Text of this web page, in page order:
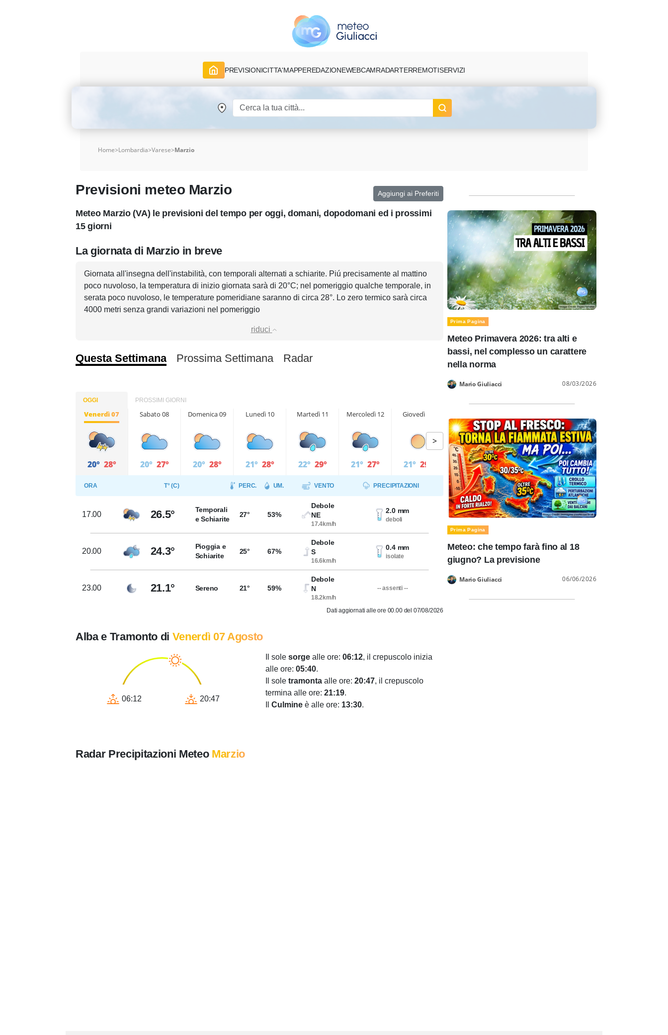
PREVISIONICITTA'MAPPEREDAZIONEWEBCAMRADARTERREMOTISERVIZI
Home>Lombardia>Varese>Marzio
Previsioni meteo Marzio Aggiungi ai Preferiti
Meteo Marzio (VA) le previsioni del tempo per oggi, domani, dopodomani ed i prossimi
15 giorni
La giornata di Marzio in breve
Giornata all'insegna dell'instabilità, con temporali alternati a schiarite. Piú precisamente al mattino
poco nuvoloso, la temperatura di inizio giornata sarà di 20°C; nel pomeriggio qualche temporale, in
serata poco nuvoloso, le temperature pomeridiane saranno di circa 28°. Lo zero termico sarà circa
4000 metri senza grandi variazioni nel pomeriggio
riduci
Questa Settimana Prossima Settimana Radar
OGGI PROSSIMI GIORNI
Venerdì 07
20° 28°
Sabato 08
20° 27°
Domenica 09
20° 28°
Lunedì 10
21° 28°
Martedì 11
22° 29°
Mercoledì 12
21° 27°
Giovedì 13
21° 29°
>
ORA T° (C) PERC. UM. VENTO PRECIPITAZIONI
17.00 26.5°
Temporali
e Schiarite
27° 53%
Debole
NE
17.4km/h
2.0 mm
deboli
20.00 24.3°
Pioggia e
Schiarite
25° 67%
Debole
S
16.6km/h
0.4 mm
isolate
23.00 21.1° Sereno 21° 59%
Debole
N
18.2km/h
-- assenti --
Dati aggiornati alle ore 00.00 del 07/08/2026
Alba e Tramonto di Venerdì 07 Agosto
06:12 20:47
Il sole sorge alle ore: 06:12, il crepuscolo inizia
alle ore: 05:40.
Il sole tramonta alle ore: 20:47, il crepuscolo
termina alle ore: 21:19.
Culmine è alle ore: 13:30.
Radar Precipitazioni Meteo Marzio
Prima Pagina
Meteo Primavera 2026: tra alti e
bassi, nel complesso un carattere
nella norma
Mario Giuliacci 08/03/2026
Prima Pagina
Meteo: che tempo farà fino al 18
giugno? La previsione
Mario Giuliacci 06/06/2026